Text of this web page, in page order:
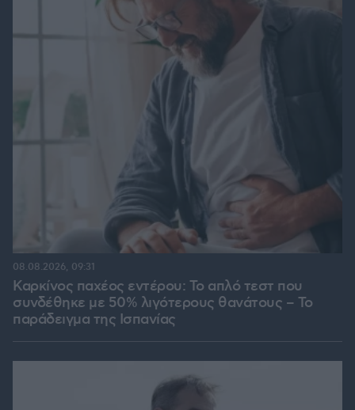
Καρκίνος παχέος εντέρου: Το απλό τεστ που
συνδέθηκε με 50% λιγότερους θανάτους – Το
παράδειγμα της Ισπανίας
08.08.2026, 09:31